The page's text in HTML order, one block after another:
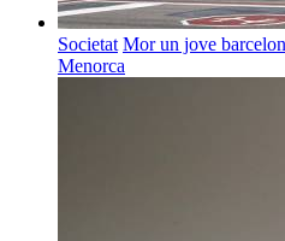
Societat Mor un jove
Menorca